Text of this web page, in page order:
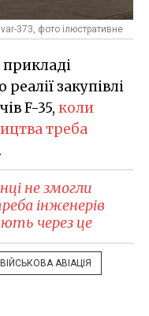
373, фото ілюстративне
прикладі
закупівлі
F-35, коли
треба
.
не змогли
інженерів
через це
ВІЙСЬКОВА АВІАЦІЯ